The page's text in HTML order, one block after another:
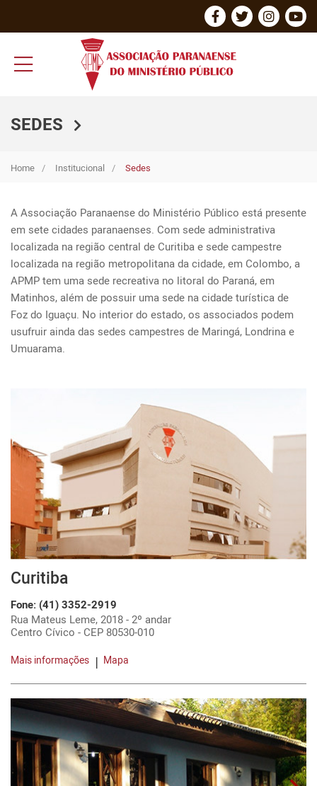
SEDES
Home Institucional Sedes
A Associação Paranaense do Ministério Público está presente
em sete cidades paranaenses. Com sede administrativa
localizada na região central de Curitiba e sede campestre
localizada na região metropolitana da cidade, em Colombo, a
APMP tem uma sede recreativa no litoral do Paraná, em
Matinhos, além de possuir uma sede na cidade turística de
Foz do Iguaçu. No interior do estado, os associados podem
usufruir ainda das sedes campestres de Maringá, Londrina e
Umuarama.
Curitiba
Fone: (41) 3352-2919
Rua Mateus Leme, 2018 - 2º andar
Centro Cívico - CEP 80530-010
Mais informações Mapa